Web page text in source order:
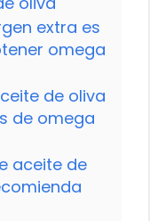
extra es
omega
de oliva
de omega
aceite de